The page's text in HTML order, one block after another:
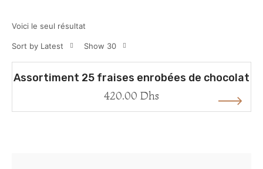
Voici le seul résultat
Sort by Latest Show 30
Assortiment 25 fraises enrobées de chocolat
420.00 Dhs